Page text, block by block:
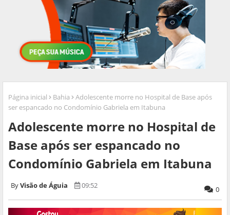
Página inicial Bahia
Adolescente morre no Hospital de Base após
ser espancado no Condomínio Gabriela em Itabuna
Adolescente morre no Hospital de
Base após ser espancado no
Condomínio Gabriela em Itabuna
Visão de Águia 09:52 0